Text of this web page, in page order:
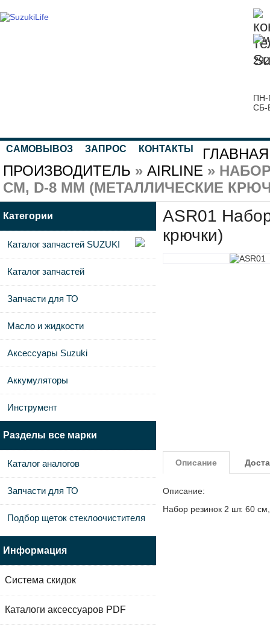
ПН-
СБ-
САМОВЫВОЗ ЗАПРОС КОНТАКТЫ ГЛАВНАЯ
ПРОИЗВОДИТЕЛЬ » AIRLINE »
СМ, D-8 ММ (МЕТАЛЛИЧЕСКИЕ
ASR01
крючки)
Описание
Описание:
Набор резинок 2 шт. 60
Категории
Каталог запчастей SUZUKI
Каталог запчастей
Запчасти для ТО
Масло и жидкости
Аксессуары Suzuki
Аккумуляторы
Инструмент
Разделы все марки
Каталог аналогов
Запчасти для ТО
Подбор щеток стеклоочистителя
Информация
Система скидок
Каталоги аксессуаров PDF